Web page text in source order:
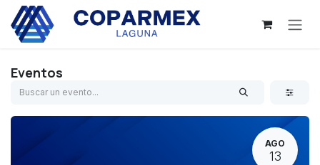
Ir al contenido
Eventos
AGO
13